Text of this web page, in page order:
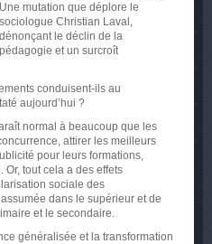
Une mutation que déplore le
sociologue Christian Laval,
dénonçant le déclin de la
pédagogie et un surcroît
conduisent-ils au
aujourd’hui ?
normal à beaucoup que les
attirer les meilleurs
pour leurs formations,
Or, tout cela a des effets
sociale des
dans le supérieur et de
et le secondaire.
généralisée et la transformation